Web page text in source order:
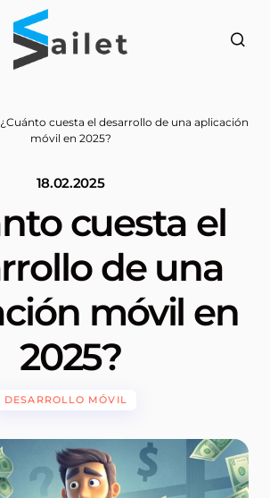
¿Cuánto cuesta el desarrollo de una aplicación
móvil en 2025?
18.02.2025
cuesta el
de una
móvil en
2025?
DESARROLLO MÓVIL